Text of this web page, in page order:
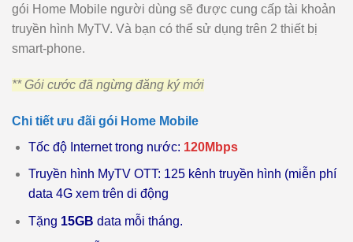
gói Home Mobile người dùng sẽ được cung cấp tài khoản
truyền hình MyTV. Và bạn có thể sử dụng trên 2 thiết bị
smart-phone.
** Gói cước đã ngừng đăng ký mới
Chi tiết ưu đãi gói Home Mobile
Tốc độ Internet trong nước: 120Mbps
Truyền hình MyTV OTT: 125 kênh truyền hình (miễn phí
data 4G xem trên di động
Tặng 15GB data mỗi tháng.